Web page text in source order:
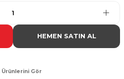
HEMEN SATIN AL
Ürünlerini Gör